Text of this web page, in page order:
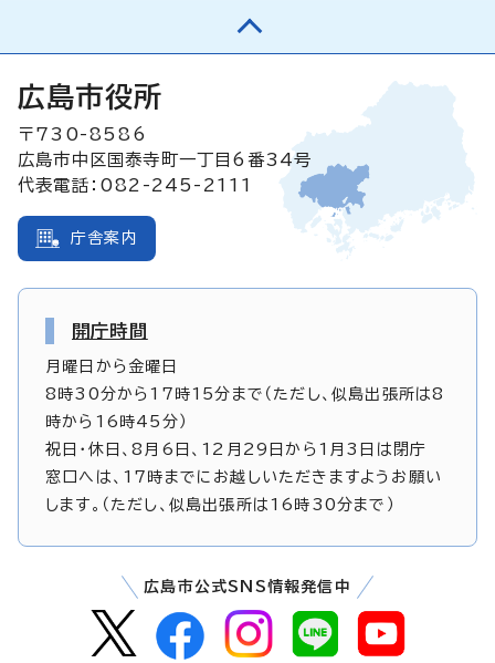
広島市役所
〒730-8586
広島市中区国泰寺町一丁目6番34号
代表電話：082-245-2111
庁舎案内
開庁時間
月曜日から金曜日
8時30分から17時15分まで（ただし、似島出張所は8
時から16時45分）
祝日・休日、8月6日、12月29日から1月3日は閉庁
窓口へは、17時までにお越しいただきますようお願い
します。（ただし、似島出張所は16時30分まで）
広島市公式SNS情報発信中